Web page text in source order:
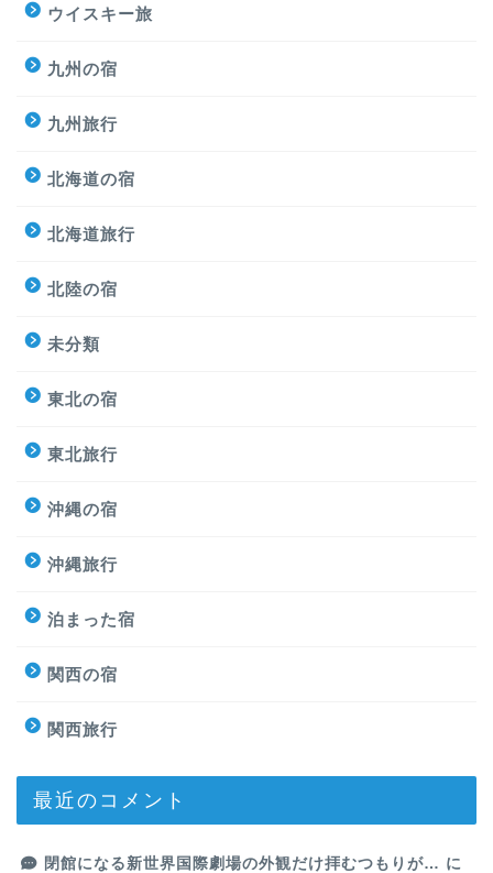
ウイスキー旅
九州の宿
九州旅行
北海道の宿
北海道旅行
北陸の宿
未分類
東北の宿
東北旅行
沖縄の宿
沖縄旅行
泊まった宿
関西の宿
関西旅行
最近のコメント
閉館になる新世界国際劇場の外観だけ拝むつもりが… に